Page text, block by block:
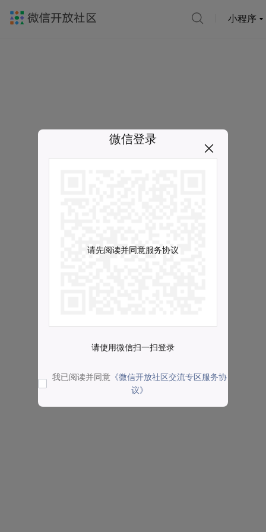
小程序
微信登录
请先阅读并同意服务协议
请使用微信扫一扫登录
我已阅读并同意 《微信开放社区交流专区服务协
议》